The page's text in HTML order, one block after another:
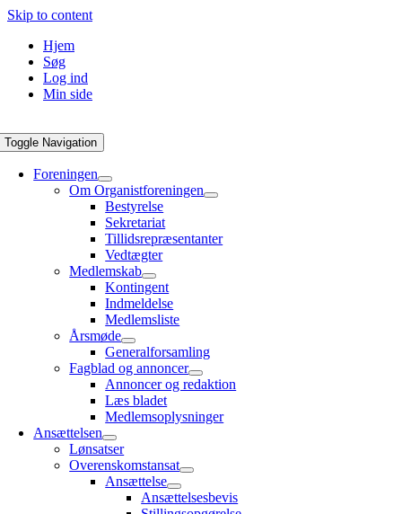
Skip to content
Hjem
Søg
Log ind
Min side
Toggle Navigation
Foreningen
Om Organistforeningen
Bestyrelse
Sekretariat
Tillidsrepræsentanter
Vedtægter
Medlemskab
Kontingent
Indmeldelse
Medlemsliste
Årsmøde
Generalforsamling
Fagblad og annoncer
Annoncer og redaktion
Læs bladet
Medlemsoplysninger
Ansættelsen
Lønsatser
Overenskomstansat
Ansættelse
Ansættelsesbevis